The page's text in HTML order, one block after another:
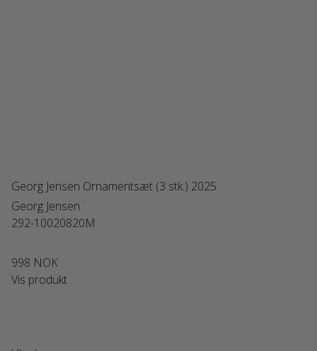
Georg Jensen Ornamentsæt (3 stk.) 2025
Georg Jensen
292-10020820M
998 NOK
Vis produkt